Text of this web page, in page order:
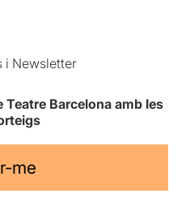
i Newsletter
Barcelona amb les
me